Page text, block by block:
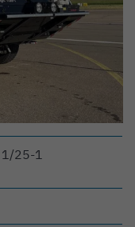
1/25-1